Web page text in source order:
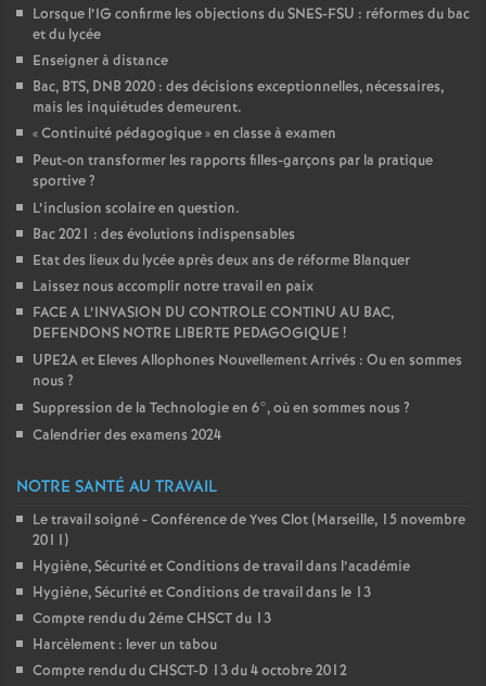
Lorsque l’IG confirme les objections du SNES-FSU : réformes du bac
et du lycée
Enseigner à distance
Bac, BTS, DNB 2020 : des décisions exceptionnelles, nécessaires,
mais les inquiétudes demeurent.
«Continuité pédagogique» en classe à examen
Peut-on transformer les rapports filles-garçons par la pratique
sportive?
L’inclusion scolaire en question.
Bac 2021 : des évolutions indispensables
Etat des lieux du lycée après deux ans de réforme Blanquer
Laissez nous accomplir notre travail en paix
FACE A L’INVASION DU CONTROLE CONTINU AU BAC,
DEFENDONS NOTRE LIBERTE PEDAGOGIQUE !
UPE2A et Eleves Allophones Nouvellement Arrivés : Ou en sommes
nous ?
Suppression de la Technologie en 6°, où en sommes nous ?
Calendrier des examens 2024
NOTRE SANTÉ AU TRAVAIL
Le travail soigné - Conférence de Yves Clot (Marseille, 15 novembre
2011)
Hygiène, Sécurité et Conditions de travail dans l’académie
Hygiène, Sécurité et Conditions de travail dans le 13
Compte rendu du 2éme CHSCT du 13
Harcèlement : lever un tabou
Compte rendu du CHSCT-D 13 du 4 octobre 2012